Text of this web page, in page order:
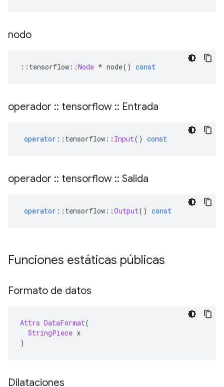
nodo
:: tensorflow ::Node * node() const
operador :: tensorflow :: Entrada
operator :: tensorflow :: Input() const
operador :: tensorflow :: Salida
operator :: tensorflow ::Output() const
Funciones estáticas públicas
Formato de datos
Attrs DataFormat(
StringPiece x
)
Dilataciones